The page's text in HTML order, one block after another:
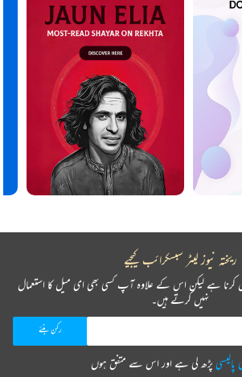
ریختہ نیوز لیٹر سبسکرائب کیجیے
کرنا ہے لیکن اس کے علاوہ آپ کسی بھی ای میل کا استعمال
نہیں کرتے ہیں۔
پالیسیپڑھ لی ہے اور اس سے متفق ہوں